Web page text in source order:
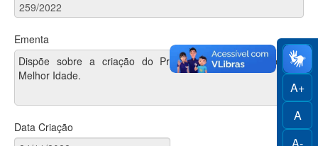
A+
A
Ementa
Dispõe sobre a criação do Programa Macaé Cidade da
Melhor Idade.
Data Criação